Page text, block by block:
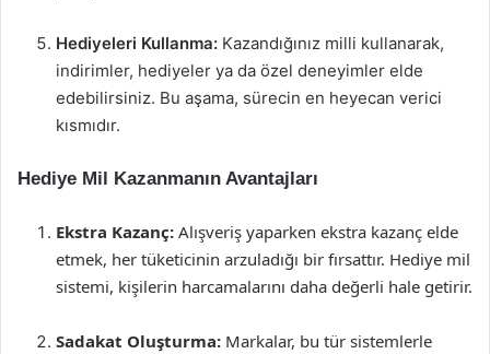
Hediyeleri Kullanma: Kazandığınız milli kullanarak,
indirimler, hediyeler ya da özel deneyimler elde
edebilirsiniz. Bu aşama, sürecin en heyecan verici
kısmıdır.
Hediye Mil Kazanmanın Avantajları
Ekstra Kazanç: Alışveriş yaparken ekstra kazanç elde
etmek, her tüketicinin arzuladığı bir fırsattır. Hediye mil
sistemi, kişilerin harcamalarını daha değerli hale getirir.
Sadakat Oluşturma: Markalar, bu tür sistemlerle